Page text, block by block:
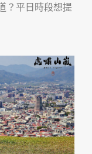
？平日時段想提